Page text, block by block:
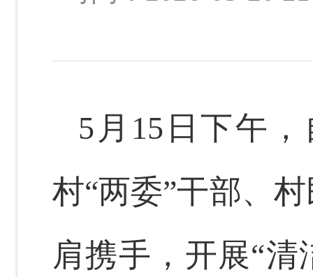
5 月 15 日下午，
村“两委”干部、
肩携手，开展“清